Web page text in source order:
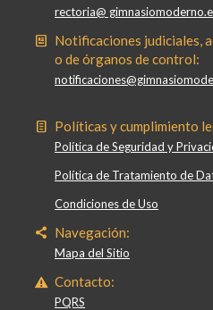
rectoria@
Notificaciones judiciales,
o de órganos de control:
Políticas y cumplimiento
Política de Seguridad y
Política de Tratamiento de
Condiciones de Uso
Navegación:
Mapa del Sitio
Contacto:
PQRS